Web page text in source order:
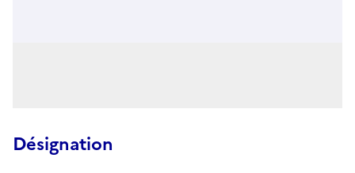
Désignation